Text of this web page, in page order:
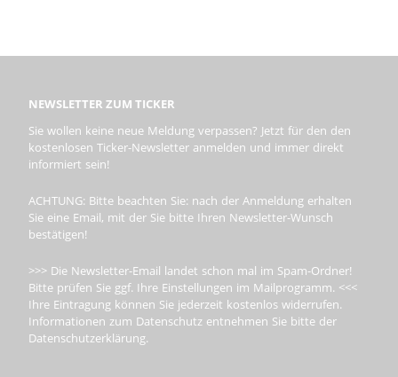
NEWSLETTER ZUM TICKER
Sie wollen keine neue Meldung verpassen? Jetzt für den den
kostenlosen Ticker-Newsletter anmelden und immer direkt
informiert sein!
ACHTUNG: Bitte beachten Sie: nach der Anmeldung erhalten
Sie eine Email, mit der Sie bitte Ihren Newsletter-Wunsch
bestätigen!
>>> Die Newsletter-Email landet schon mal im Spam-Ordner!
Bitte prüfen Sie ggf. Ihre Einstellungen im Mailprogramm. <<<
Ihre Eintragung können Sie jederzeit kostenlos widerrufen.
Informationen zum Datenschutz entnehmen Sie bitte der
Datenschutzerklärung.